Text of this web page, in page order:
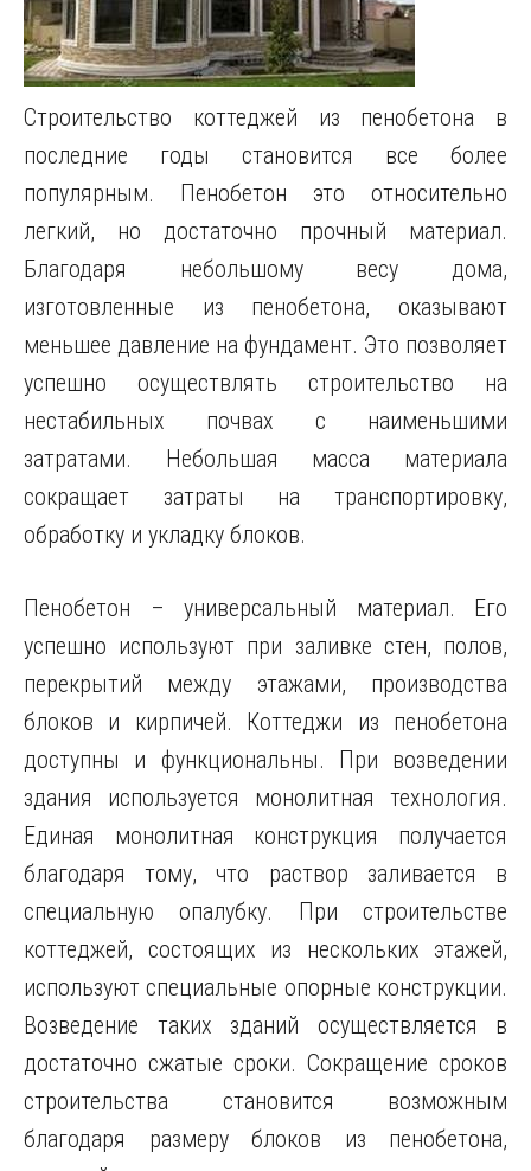
Строительство коттеджей из пенобетона в
последние годы становится все более
популярным. Пенобетон это относительно
легкий, но достаточно прочный материал.
Благодаря небольшому весу дома,
изготовленные из пенобетона, оказывают
меньшее давление на фундамент. Это позволяет
успешно осуществлять строительство на
нестабильных почвах с наименьшими
затратами. Небольшая масса материала
сокращает затраты на транспортировку,
обработку и укладку блоков.
Пенобетон – универсальный материал. Его
успешно используют при заливке стен, полов,
перекрытий между этажами, производства
блоков и кирпичей. Коттеджи из пенобетона
доступны и функциональны. При возведении
здания используется монолитная технология.
Единая монолитная конструкция получается
благодаря тому, что раствор заливается в
специальную опалубку. При строительстве
коттеджей, состоящих из нескольких этажей,
используют специальные опорные конструкции.
Возведение таких зданий осуществляется в
достаточно сжатые сроки. Сокращение сроков
строительства становится возможным
благодаря размеру блоков из пенобетона,